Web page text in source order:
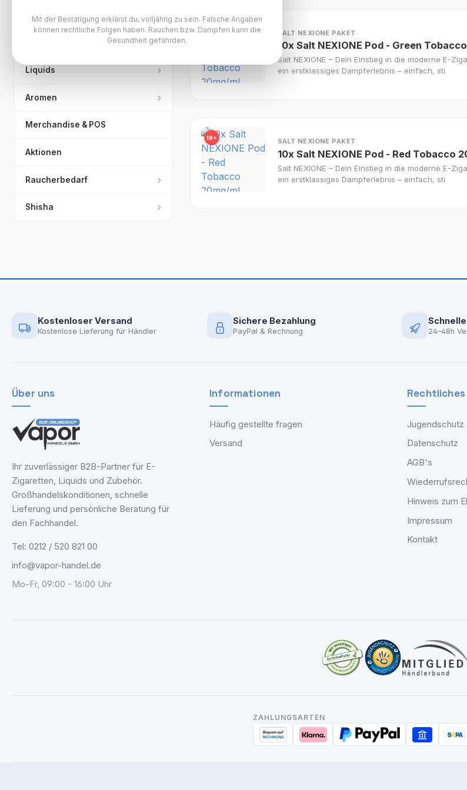
Pods & Akkuträger ›
E-Zigaretten & Zubehör ›
Liquids ›
Aromen ›
Merchandise & POS
Aktionen
Raucherbedarf ›
Shisha ›
18+ SALT NEXIONE PAKET
10x Salt NEXIONE Pod - Green
Salt NEXIONE – Dein Einstieg in die moderne E-
ein erstklassiges Dampferlebnis – einfach, sti
18+ SALT NEXIONE PAKET
10x Salt NEXIONE Pod - Red Tobacco
Salt NEXIONE – Dein Einstieg in die moderne E-
ein erstklassiges Dampferlebnis – einfach, sti
Kostenloser Versand
Kostenlose Lieferung für Händler
Sichere Bezahlung
PayPal & Rechnung 24–48h
Über uns
Ihr zuverlässiger B2B-Partner für E-
Zigaretten, Liquids und Zubehör.
Großhandelskonditionen, schnelle
Lieferung und persönliche Beratung für
den Fachhandel.
Tel: 0212 / 520 821 00
info@vapor-handel.de
Mo-Fr, 09:00 - 16:00 Uhr
Informationen
Häufig gestellte fragen
Versand
Rechtliches
Jugendschutz
Datenschutz
AGB's
Hinweis zum
Impressum
Kontakt
ZAHLUNGSARTEN
Mit der Bestätigung erklärst du, volljährig zu sein. Falsche Angaben
können rechtliche Folgen haben. Rauchen bzw. Dampfen kann die
Gesundheit gefährden.